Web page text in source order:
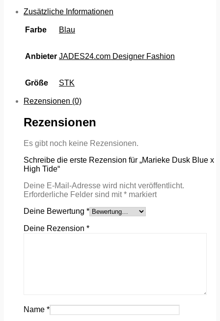
Zusätzliche Informationen
Farbe Blau
Anbieter JADES24.com Designer Fashion
Größe STK
Rezensionen (0)
Rezensionen
Es gibt noch keine Rezensionen.
Schreibe die erste Rezension für „Marieke Dusk Blue x
High Tide“
Deine E-Mail-Adresse wird nicht veröffentlicht.
Erforderliche Felder sind mit* markiert
Deine Bewertung *
Deine Rezension *
Name *